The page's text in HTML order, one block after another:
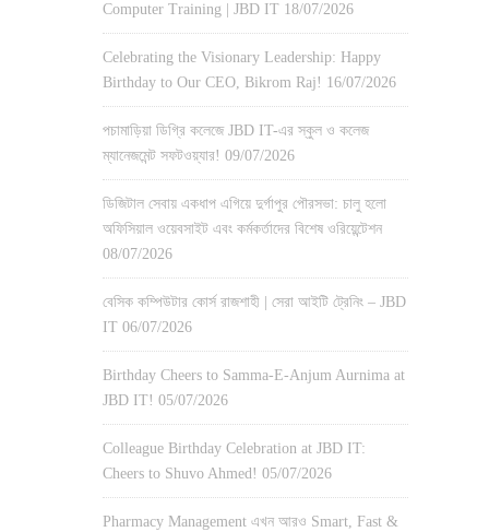
Computer Training | JBD IT 18/07/2026
Celebrating the Visionary Leadership: Happy
Birthday to Our CEO, Bikrom Raj! 16/07/2026
পচামাড়িয়া ডিগ্রি কলেজে JBD IT-এর স্কুল ও কলেজ
ম্যানেজমেন্ট সফটওয়্যার! 09/07/2026
ডিজিটাল সেবায় একধাপ এগিয়ে দুর্গাপুর পৌরসভা: চালু হলো
অফিসিয়াল ওয়েবসাইট এবং কর্মকর্তাদের বিশেষ ওরিয়েন্টেশন
08/07/2026
বেসিক কম্পিউটার কোর্স রাজশাহী | সেরা আইটি ট্রেনিং – JBD
IT 06/07/2026
Birthday Cheers to Samma-E-Anjum Aurnima at
JBD IT! 05/07/2026
Colleague Birthday Celebration at JBD IT:
Cheers to Shuvo Ahmed! 05/07/2026
Pharmacy Management এখন আরও Smart, Fast &